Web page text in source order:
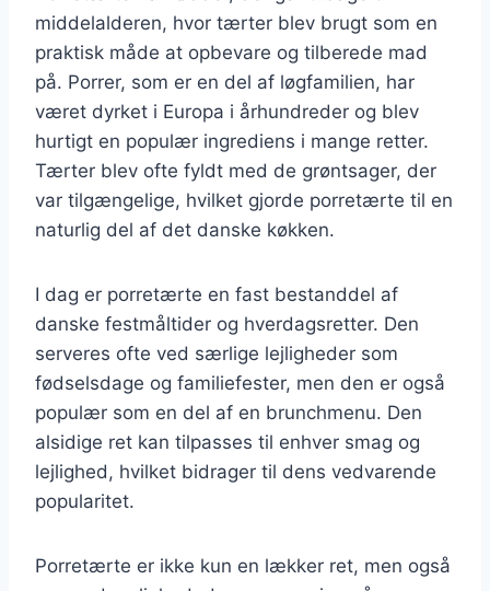
middelalderen, hvor tærter blev brugt som en
praktisk måde at opbevare og tilberede mad
på. Porrer, som er en del af løgfamilien, har
været dyrket i Europa i århundreder og blev
hurtigt en populær ingrediens i mange retter.
Tærter blev ofte fyldt med de grøntsager, der
var tilgængelige, hvilket gjorde porretærte til en
naturlig del af det danske køkken.
I dag er porretærte en fast bestanddel af
danske festmåltider og hverdagsretter. Den
serveres ofte ved særlige lejligheder som
fødselsdage og familiefester, men den er også
populær som en del af en brunchmenu. Den
alsidige ret kan tilpasses til enhver smag og
lejlighed, hvilket bidrager til dens vedvarende
popularitet.
Porretærte er ikke kun en lækker ret, men også